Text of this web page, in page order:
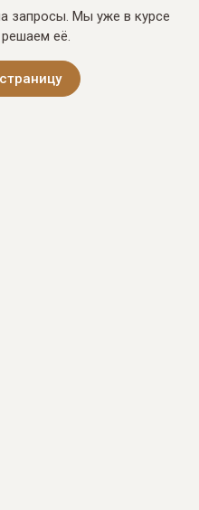
запросы. Мы уже в курсе
её.